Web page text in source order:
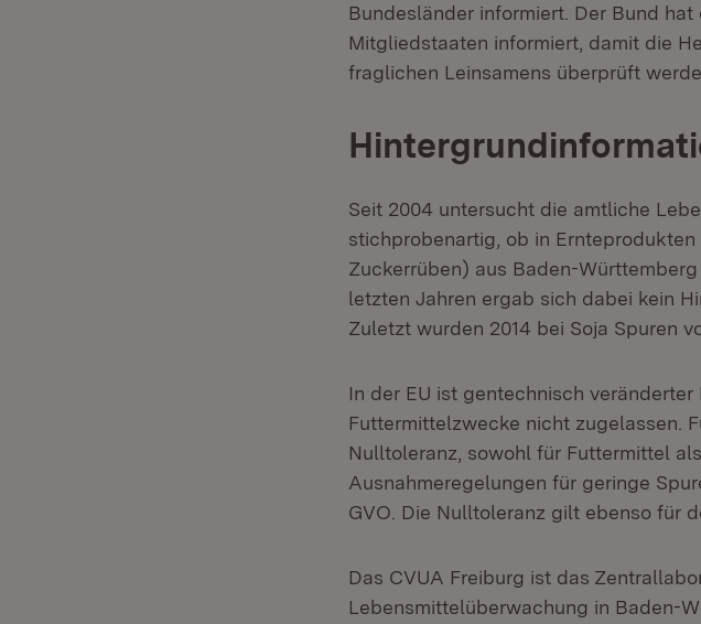
Bundesländer informiert. Der Bund
Mitgliedstaaten informiert, damit die
fraglichen Leinsamens überprüft
Seit 2004 untersucht die amtliche
stichprobenartig, ob in
Zuckerrüben) aus Baden-
letzten Jahren ergab sich dabei kein
Zuletzt wurden 2014 bei Soja Spuren
In der EU ist gentechnisch
Futtermittelzwecke nicht zugelassen.
Nulltoleranz, sowohl für Futtermittel
Ausnahmeregelungen für geringe
GVO. Die Nulltoleranz gilt ebenso für
Das CVUA Freiburg ist das
Lebensmittelüberwachung in Baden-